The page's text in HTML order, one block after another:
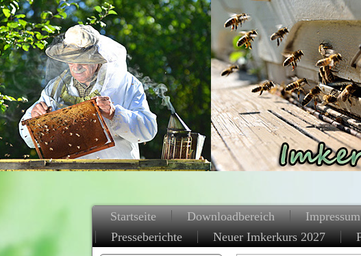
Startseite Downloadbereich Impressum
Presseberichte
Neuer Imkerkurs 2027